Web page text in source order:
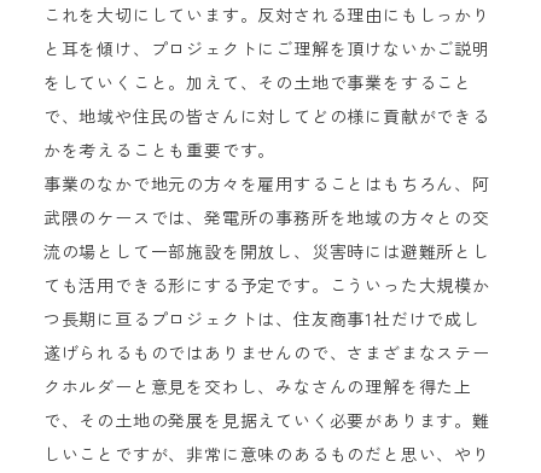
これを大切にしています。反対される理由にもしっかり
と耳を傾け、プロジェクトにご理解を頂けないかご説明
をしていくこと。加えて、その土地で事業をすること
で、地域や住民の皆さんに対してどの様に貢献ができる
かを考えることも重要です。
事業のなかで地元の方々を雇用することはもちろん、阿
武隈のケースでは、発電所の事務所を地域の方々との交
流の場として一部施設を開放し、災害時には避難所とし
ても活用できる形にする予定です。こういった大規模か
つ長期に亘るプロジェクトは、住友商事1社だけで成し
遂げられるものではありませんので、さまざまなステー
クホルダーと意見を交わし、みなさんの理解を得た上
で、その土地の発展を見据えていく必要があります。難
しいことですが、非常に意味のあるものだと思い、やり